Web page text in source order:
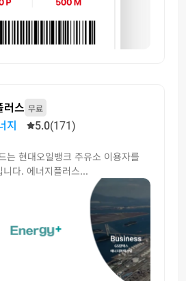
러스 무료
지
5.0(171)
는 현대오일뱅크 주유소 이용자를
다. 에너지플러스...